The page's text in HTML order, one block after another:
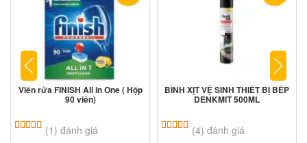
Viên rửa FINISH All in One ( Hộp
90 viên)
5.00 trên 5 dựa trên
(1) đánh giá
BÌNH XỊT VỆ SINH THIẾT BỊ BẾP
DENKMIT 500ML
5.00 trên 5 dựa trên
(4) đánh giá